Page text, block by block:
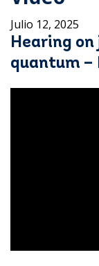
Julio 12, 2025
Hearing
quantum –